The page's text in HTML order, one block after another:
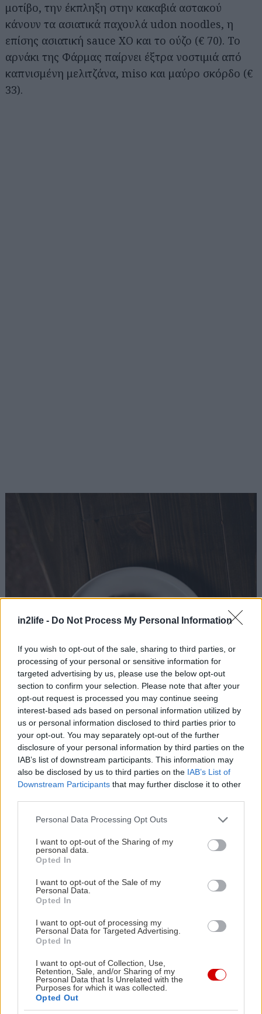
in2life - Do Not Process My Personal Information
If you wish to opt-out of the sale, sharing to third parties, or
processing of your personal or sensitive information for
targeted advertising by us, please use the below opt-out
section to confirm your selection. Please note that after your
opt-out request is processed you may continue seeing
interest-based ads based on personal information utilized by
us or personal information disclosed to third parties prior to
your opt-out. You may separately opt-out of the further
disclosure of your personal information by third parties on the
IAB’s list of downstream participants. This information may
also be disclosed by us to third parties on the IAB’s List of
Downstream Participants that may further disclose it to other
Please note that this website/app uses one or more Google
not limited to your visit or usage behaviour. You may click to
grant or deny consent to Google and its third-party tags to
use your data for below specified purposes in below Google
consent section.
Personal Data Processing Opt Outs
I want to opt-out of the Sharing of my
personal data.
Opted In
I want to opt-out of the Sale of my
Personal Data.
Opted In
I want to opt-out of processing my
Personal Data for Targeted Advertising.
Opted In
I want to opt-out of Collection, Use,
Retention, Sale, and/or Sharing of my
Personal Data that Is Unrelated with the
Purposes for which it was collected.
Opted Out
μοτίβο, την έκπληξη στην κακαβιά αστακού
κάνουν τα ασιατικά παχουλά udon noodles, η
επίσης ασιατική sauce XO και το ούζο (€ 70). Το
αρνάκι της Φάρμας παίρνει έξτρα νοστιμιά από
καπνισμένη μελιτζάνα, miso και μαύρο σκόρδο (€
33).
pastry chef Καλλιόπης Μαρού με προϋπηρεσία
στο ξενοδοχείο Ποσειδώνιο των Σπετσών, το
παγωτό από μαύρο σκόρδο που συνδυάζεται με
παστέλι, λάδι φρέσκου κόλιανδρου και γιαούρτι (€
10) με είχε τσιγκλίσει από την στιγμή που το
διάβασα, πριν καν αρχίσουμε το δείπνο. Επειδή
αδυνατώ να σας περιγράψω με ακρίβεια αυτό που
γεύτηκα και, κυρίως, επειδή θα είναι μάλλον λίγο
δύσκολο να σας πείσω για το πόσο αρμονικός και
νόστιμος είναι αυτός ο αναπάντεχος συνδυασμός,